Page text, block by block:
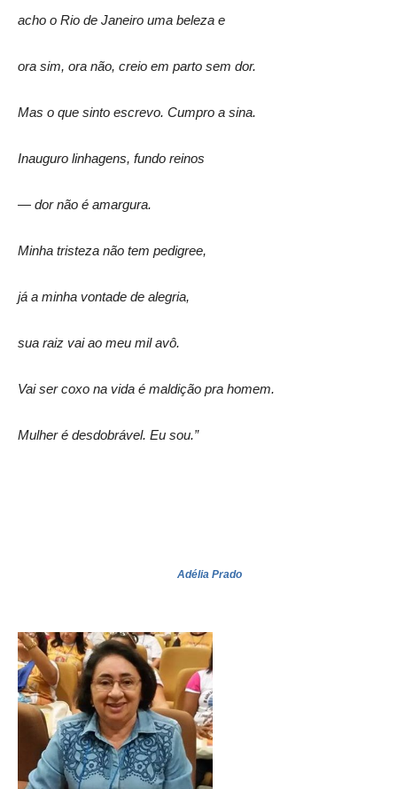
acho o Rio de Janeiro uma beleza e
ora sim, ora não, creio em parto sem dor.
Mas o que sinto escrevo. Cumpro a sina.
Inauguro linhagens, fundo reinos
— dor não é amargura.
Minha tristeza não tem pedigree,
já a minha vontade de alegria,
sua raiz vai ao meu mil avô.
Vai ser coxo na vida é maldição pra homem.
Mulher é desdobrável. Eu sou.”
Adélia Prado